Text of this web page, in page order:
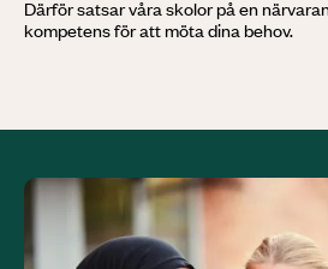
Kontakta oss
Därför satsar våra skolor på en
kompetens för att möta dina behov.